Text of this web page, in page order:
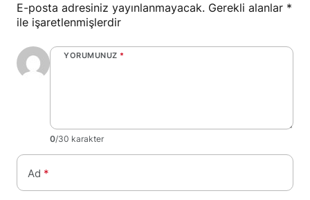
E-posta adresiniz yayınlanmayacak. Gerekli alanlar *
ile işaretlenmişlerdir
YORUMUNUZ *
0/30 karakter
Ad *